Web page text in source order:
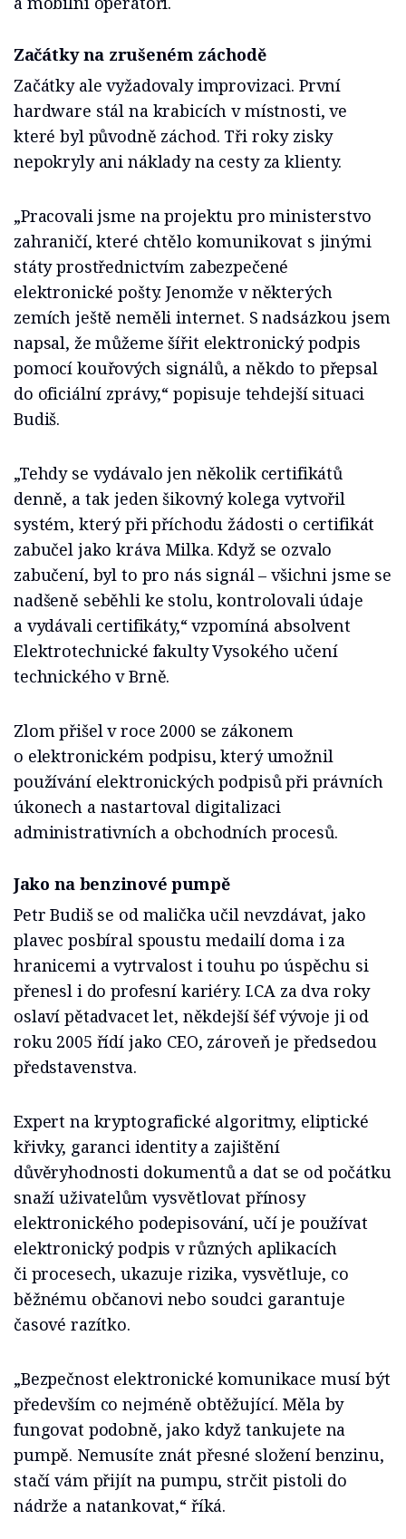
Začátky na zrušeném záchodě
Začátky ale vyžadovaly improvizaci. První
hardware stál na krabicích v místnosti, ve
které byl původně záchod. Tři roky zisky
nepokryly ani náklady na cesty za klienty.
„Pracovali jsme na projektu pro ministerstvo
zahraničí, které chtělo komunikovat s jinými
státy prostřednictvím zabezpečené
elektronické pošty. Jenomže v některých
zemích ještě neměli internet. S nadsázkou jsem
napsal, že můžeme šířit elektronický podpis
pomocí kouřových signálů, a někdo to přepsal
do oficiální zprávy,“ popisuje tehdejší situaci
Budiš.
„Tehdy se vydávalo jen několik certifikátů
denně, a tak jeden šikovný kolega vytvořil
systém, který při příchodu žádosti o certifikát
zabučel jako kráva Milka. Když se ozvalo
zabučení, byl to pro nás signál – všichni jsme se
nadšeně seběhli ke stolu, kontrolovali údaje
a vydávali certifikáty,“ vzpomíná absolvent
Elektrotechnické fakulty Vysokého učení
technického v Brně.
Zlom přišel v roce 2000 se zákonem
o elektronickém podpisu, který umožnil
používání elektronických podpisů při právních
úkonech a nastartoval digitalizaci
administrativních a obchodních procesů.
Jako na benzinové pumpě
Petr Budiš se od malička učil nevzdávat, jako
plavec posbíral spoustu medailí doma i za
hranicemi a vytrvalost i touhu po úspěchu si
přenesl i do profesní kariéry. I.CA za dva roky
oslaví pětadvacet let, někdejší šéf vývoje ji od
roku 2005 řídí jako CEO, zároveň je předsedou
představenstva.
Expert na kryptografické algoritmy, eliptické
křivky, garanci identity a zajištění
důvěryhodnosti dokumentů a dat se od počátku
snaží uživatelům vysvětlovat přínosy
elektronického podepisování, učí je používat
elektronický podpis v různých aplikacích
či procesech, ukazuje rizika, vysvětluje, co
běžnému občanovi nebo soudci garantuje
časové razítko.
„Bezpečnost elektronické komunikace musí být
především co nejméně obtěžující. Měla by
fungovat podobně, jako když tankujete na
pumpě. Nemusíte znát přesné složení benzinu,
stačí vám přijít na pumpu, strčit pistoli do
nádrže a natankovat,“ říká.